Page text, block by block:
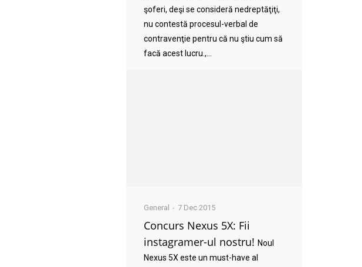
şoferi, deşi se consideră nedreptăţiţi,
nu contestă procesul-verbal de
contravenţie pentru că nu ştiu cum să
facă acest lucru.,...
General 7 Dec 2015
Concurs Nexus 5X: Fii
instagramer-ul nostru! Noul
Nexus 5X este un must-have al